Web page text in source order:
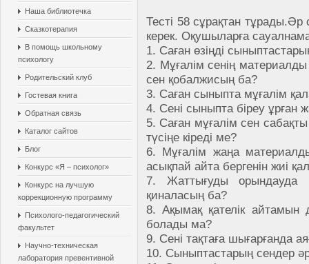
Наша библиотечка
Сказкотерапия
В помощь школьному
психологу
Родительский клуб
Гостевая книга
Обратная связь
Каталог сайтов
Блог
Конкурс «Я – психолог»
Конкурс на лучшую
коррекционную программу
Психолого-педагогический
факультет
Научно-техническая
лаборатория превентивной
Тесті 58 сұрақтан
керек. Оқушыларға
1. Саған өзіңді
2. Мұғалім сенің материалды
сен қобалжисың ба?
3. Саған сыныпта мұғалім
4. Сені сыныпта біреу ұрған
5. Саған мұғалім сен
түсіңе кіреді ме?
6. Мұғалім жаңа
асықпай айта бергенін жиі
7. Жаттығуды орындауда
қиналасың ба?
8. Ақымақ қателік айтамын
болады ма?
9. Сені тақтаға шығарғанда
10. Сыныптастарың сендер